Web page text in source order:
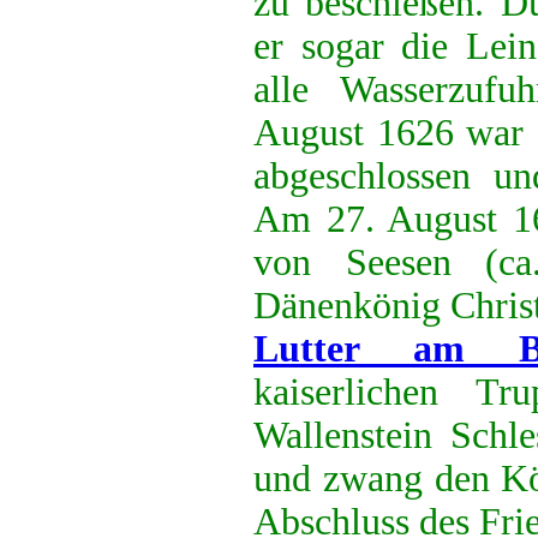
er sogar die
alle
August 1626 war
abgeschlossen
Am 27. August
von Seesen
Dänenkönig
Lutter am
kaiserlichen
Wallenstein
und zwang den
Abschluss des